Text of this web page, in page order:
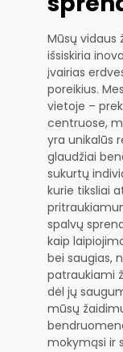
Mūsų vidaus
išsiskiria
įvairias
poreikius.
vietoje –
centruose,
yra unikalūs
glaudžiai
sukurtų
kurie tiksliai
spalvų
kaip
bei saugias,
patraukiami
dėl jų
mūsų
mokymąsi ir